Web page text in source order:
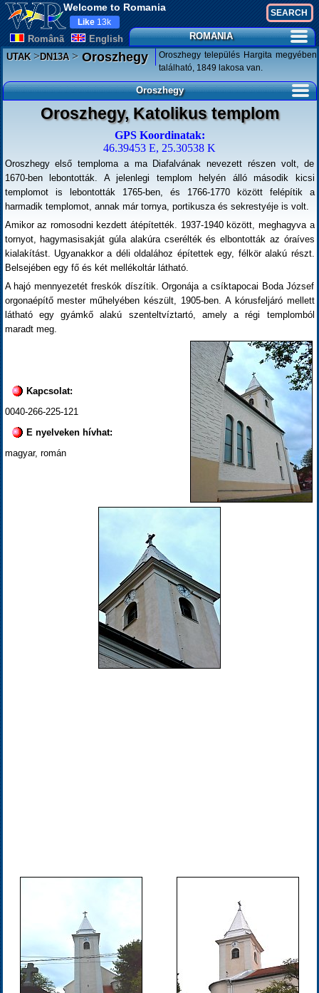
Welcome to Romania
Românã English
Like 13k
ROMANIA
UTAK>DN13A>Oroszhegy
Oroszhegy település Hargita megyében
található, 1849 lakosa van.
Oroszhegy
Oroszhegy, Katolikus templom
GPS Koordinatak:
46.39453 E, 25.30538 K
Oroszhegy első temploma a ma Diafalvának nevezett részen volt, de
1670-ben lebontották. A jelenlegi templom helyén álló második kicsi
templomot is lebontották 1765-ben, és 1766-1770 között felépítik a
harmadik templomot, annak már tornya, portikusza és sekrestyéje is volt.
Amikor az romosodni kezdett átépítették. 1937-1940 között, meghagyva a
tornyot, hagymasisakját gúla alakúra cserélték és elbontották az óraíves
kialakítást. Ugyanakkor a déli oldalához építettek egy, félkör alakú részt.
Belsejében egy fő és két mellékoltár látható.
A hajó mennyezetét freskók díszítik. Orgonája a csíktapocai Boda József
orgonaépítő mester műhelyében készült, 1905-ben. A kórusfeljáró mellett
látható egy gyámkő alakú szenteltvíztartó, amely a régi templomból
maradt meg.
Kapcsolat:
0040-266-225-121
E nyelveken hívhat:
magyar, román